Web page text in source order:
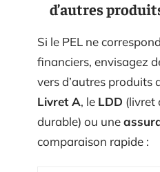
d’autres
Si le PEL ne
financiers, envisagez
vers d’autres produits
Livret A, le LDD (livret
durable) ou une
comparaison rapide :